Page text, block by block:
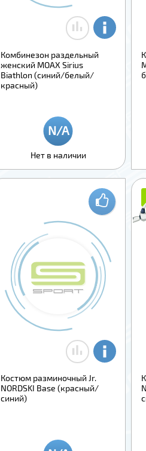
Комбинезон раздельный
женский MOAX Sirius
Biathlon (синий/белый/
красный)
Нет в наличии
Костюм разминочный Jr.
NORDSKI Base (красный/
синий)